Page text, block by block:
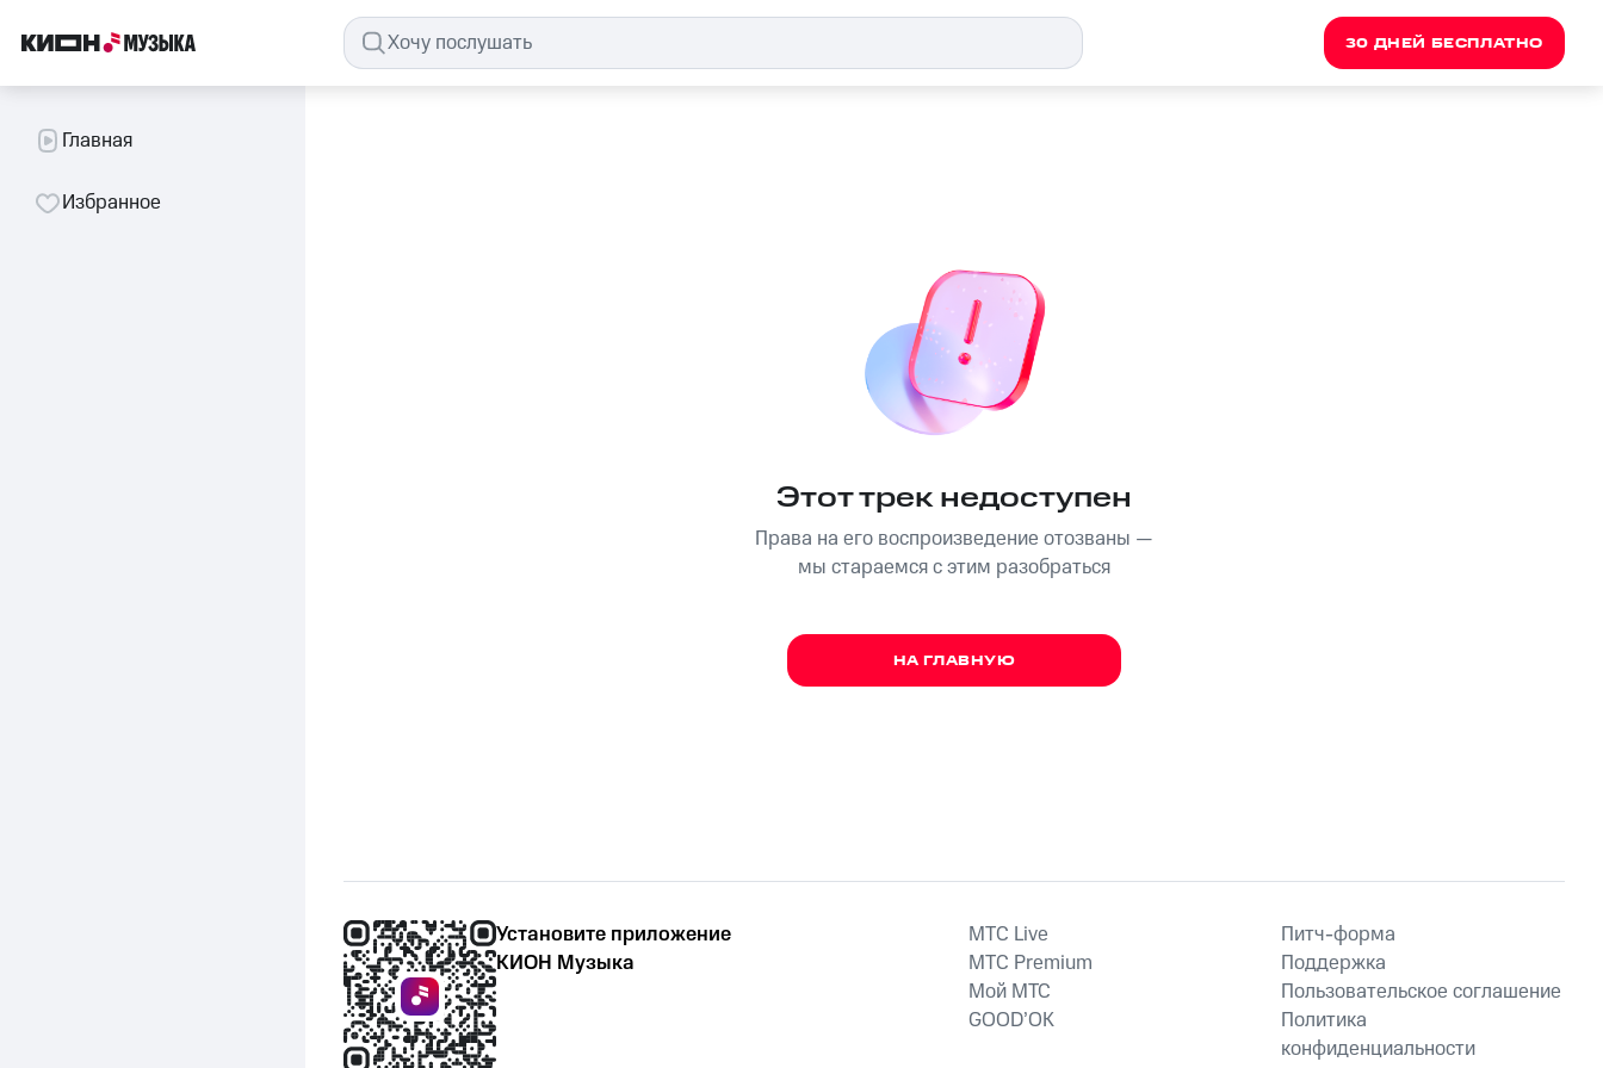
30 ДНЕЙ БЕСПЛАТНО
Главная
Избранное
Этот трек недоступен
Права на его воспроизведение отозваны —
мы стараемся с этим разобраться
НА ГЛАВНУЮ
Установите приложение
КИОН Музыка
MTС Live
MTС Premium
Мой МТС
GOOD’OK
Питч-форма
Поддержка
Пользовательское соглашение
Политика
конфиденциальности